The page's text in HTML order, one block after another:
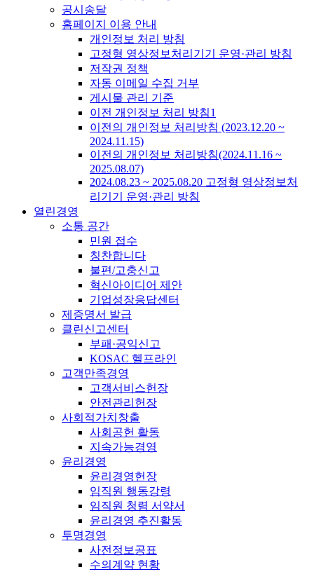
공시송달
홈페이지 이용 안내
개인정보 처리 방침
고정형 영상정보처리기기 운영·관리 방침
저작권 정책
자동 이메일 수집 거부
게시물 관리 기준
이전 개인정보 처리 방침1
이전의 개인정보 처리방침 (2023.12.20 ~
2024.11.15)
이전의 개인정보 처리방침(2024.11.16 ~
2025.08.07)
2024.08.23 ~ 2025.08.20 고정형 영상정보처
리기기 운영·관리 방침
열린경영
소통 공간
민원 접수
칭찬합니다
불편/고충신고
혁신아이디어 제안
기업성장응답센터
제증명서 발급
클린신고센터
부패·공익신고
KOSAC 헬프라인
고객만족경영
고객서비스헌장
안전관리헌장
사회적가치창출
사회공헌 활동
지속가능경영
윤리경영
윤리경영헌장
임직원 행동강령
임직원 청렴 서약서
윤리경영 추진활동
투명경영
사전정보공표
수의계약 현황